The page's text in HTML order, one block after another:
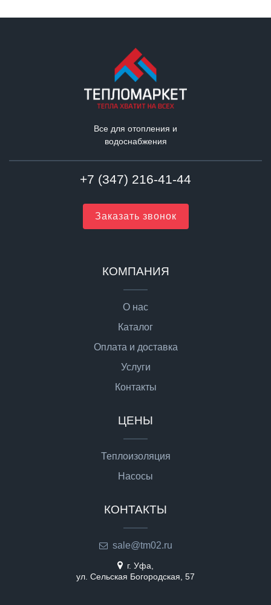
Все для отопления и
водоснабжения
+7 (347) 216-41-44
Заказать звонок
КОМПАНИЯ
О нас
Каталог
Оплата и доставка
Услуги
Контакты
ЦЕНЫ
Теплоизоляция
Насосы
КОНТАКТЫ
sale@tm02.ru
г. Уфа,
ул. Сельская Богородская, 57